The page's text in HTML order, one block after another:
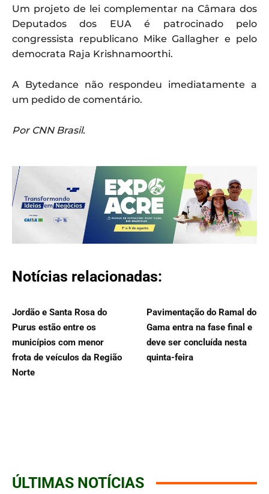
Um projeto de lei complementar na Câmara dos
Deputados dos EUA é patrocinado pelo
congressista republicano Mike Gallagher e pelo
democrata Raja Krishnamoorthi.
A Bytedance não respondeu imediatamente a
um pedido de comentário.
Por CNN Brasil.
Notícias relacionadas:
Jordão e Santa Rosa do
Purus estão entre os
municípios com menor
frota de veículos da Região
Norte
Pavimentação do Ramal do
Gama entra na fase final e
deve ser concluída nesta
quinta-feira
ÚLTIMAS NOTÍCIAS